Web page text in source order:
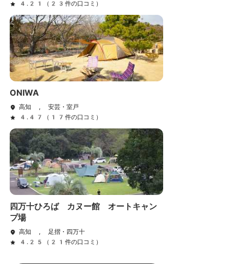
4.21（23件の口コミ）
ONIWA
高知 , 安芸・室戸
4.47（17件の口コミ）
四万十ひろば カヌー館 オートキャン
プ場
高知 , 足摺・四万十
4.25（21件の口コミ）